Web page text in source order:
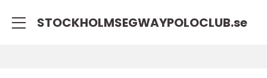
STOCKHOLMSEGWAYPOLOCLUB.se